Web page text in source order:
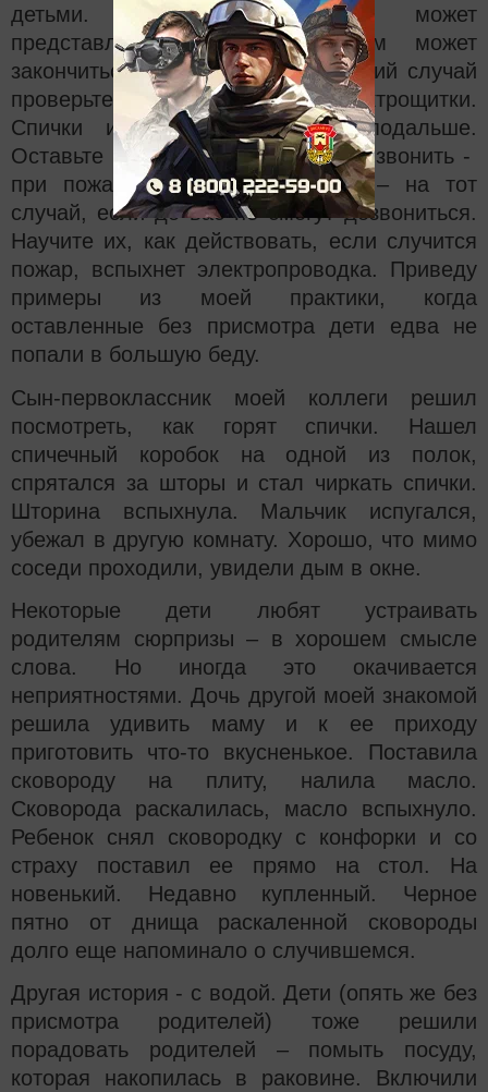
детьми. Предупредите, что может
представлять опасность и чем может
закончиться игра с огнем. На всякий случай
проверьте электропроводку и электрощитки.
Спички и зажигалки уберите подальше.
Оставьте номера телефонов, куда звонить -
при пожаре, при ожогах и т.д. – на тот
случай, если до вас не смогут дозвониться.
Научите их, как действовать, если случится
пожар, вспыхнет электропроводка. Приведу
примеры из моей практики, когда
оставленные без присмотра дети едва не
попали в большую беду.
Сын-первоклассник моей коллеги решил
посмотреть, как горят спички. Нашел
спичечный коробок на одной из полок,
спрятался за шторы и стал чиркать спички.
Шторина вспыхнула. Мальчик испугался,
убежал в другую комнату. Хорошо, что мимо
соседи проходили, увидели дым в окне.
Некоторые дети любят устраивать
родителям сюрпризы – в хорошем смысле
слова. Но иногда это окачивается
неприятностями. Дочь другой моей знакомой
решила удивить маму и к ее приходу
приготовить что-то вкусненькое. Поставила
сковороду на плиту, налила масло.
Сковорода раскалилась, масло вспыхнуло.
Ребенок снял сковородку с конфорки и со
страху поставил ее прямо на стол. На
новенький. Недавно купленный. Черное
пятно от днища раскаленной сковороды
долго еще напоминало о случившемся.
Другая история - с водой. Дети (опять же без
присмотра родителей) тоже решили
порадовать родителей – помыть посуду,
которая накопилась в раковине. Включили